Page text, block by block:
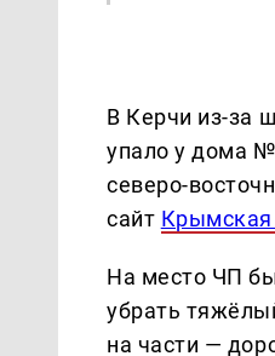
В Керчи из-за
упало у дома
северо-
сайт Крымская
На место ЧП
убрать
на части —